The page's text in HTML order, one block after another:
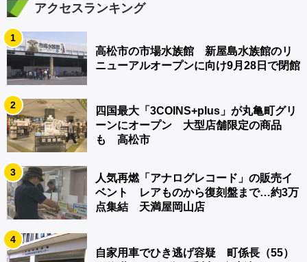
アクセスランキング
1
高松市の市場水族館 新屋島水族館のリ
ニューアルオープンに向け9月28日で閉館
2
四国最大「3COINS+plus」が丸亀町グリ
ーンにオープン 大型店舗限定の商品
も 高松市
3
人気再燃「アナログレコード」の販売イ
ベント レアものから復刻盤まで…約3万
点集結 天満屋岡山店
4
自家用車でひき逃げ容疑 町係長（55）